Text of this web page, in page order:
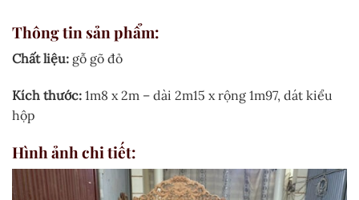
Thông tin sản phẩm:
Chất liệu: gỗ gõ đỏ
Kích thước: 1m8 x 2m – dài 2m15 x rộng 1m97, dát kiểu
hộp
Hình ảnh chi tiết: